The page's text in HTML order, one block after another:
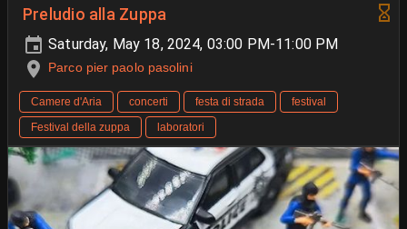
Preludio alla Zuppa
Saturday, May 18, 2024, 03:00 PM-11:00 PM
Parco pier paolo pasolini
Camere d'Aria concerti festa di strada
festival
Festival della zuppa
laboratori